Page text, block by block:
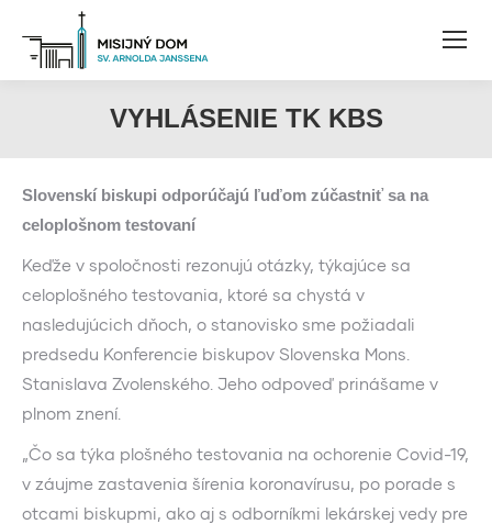
VYHLÁSENIE TK KBS
Slovenskí biskupi odporúčajú ľuďom zúčastniť sa na
celoplošnom testovaní
Keďže v spoločnosti rezonujú otázky, týkajúce sa
celoplošného testovania, ktoré sa chystá v
nasledujúcich dňoch, o stanovisko sme požiadali
predsedu Konferencie biskupov Slovenska Mons.
Stanislava Zvolenského. Jeho odpoveď prinášame v
plnom znení.
„Čo sa týka plošného testovania na ochorenie Covid-19,
v záujme zastavenia šírenia koronavírusu, po porade s
otcami biskupmi, ako aj s odborníkmi lekárskej vedy pre